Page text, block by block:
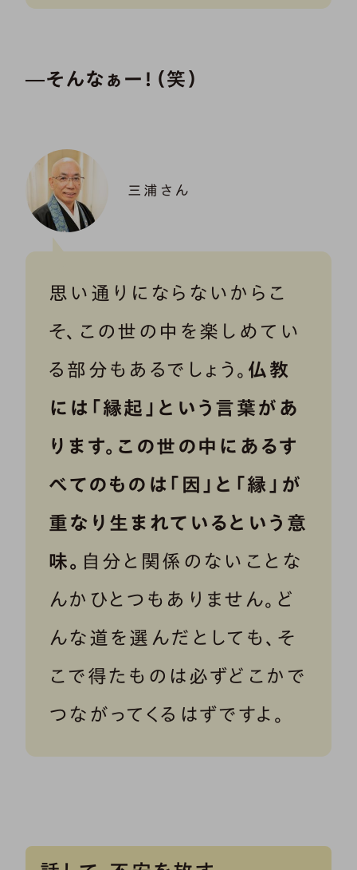
―そんなぁー！（笑）
三浦さん
思い通りにならないからこ
そ、この世の中を楽しめてい
る部分もあるでしょう。 仏教
には「縁起」という言葉があ
ります。この世の中にあるす
べてのものは「因」と「縁」が
重なり生まれているという意
味。 自分と関係のないことな
んかひとつもありません。ど
んな道を選んだとしても、そ
こで得たものは必ずどこかで
つながってくるはずですよ。